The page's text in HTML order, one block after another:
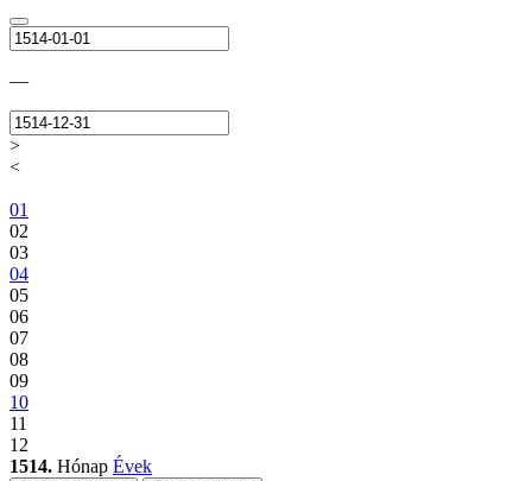
—
>
<
01
02
03
04
05
06
07
08
09
10
11
12
1514. Hónap Évek